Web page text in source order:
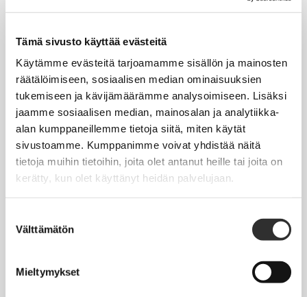
Tämä sivusto käyttää evästeitä
Käytämme evästeitä tarjoamamme sisällön ja mainosten
räätälöimiseen, sosiaalisen median ominaisuuksien
tukemiseen ja kävijämäärämme analysoimiseen. Lisäksi
jaamme sosiaalisen median, mainosalan ja analytiikka-
alan kumppaneillemme tietoja siitä, miten käytät
sivustoamme. Kumppanimme voivat yhdistää näitä
tietoja muihin tietoihin, joita olet antanut heille tai joita on
kerätty, kun olet käyttänyt heidän palvelujaan.
valinta
Välttämätön
Mieltymykset
Uutiset
Blogit
Crux-lehti
JOBI
TYÖELÄMÄOPAS
Työnhaku
Työsuhde ja virkasuhde
virkaehtosopimukset